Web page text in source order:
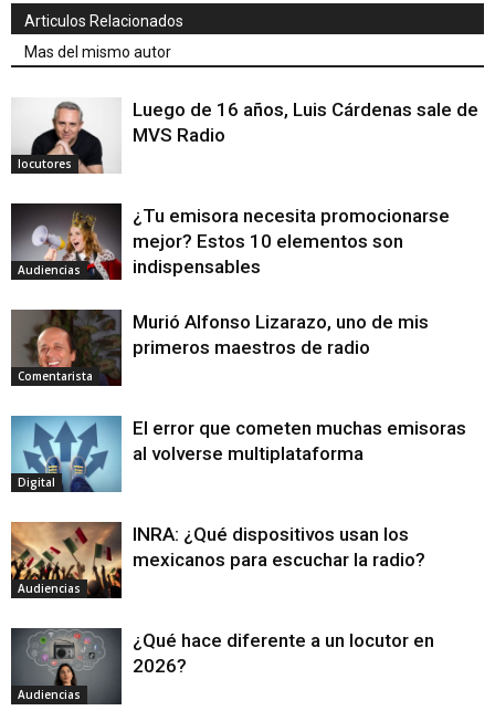
Articulos Relacionados
Mas del mismo autor
locutores
Luego de 16 años, Luis Cárdenas sale de
MVS Radio
Audiencias
¿Tu emisora necesita promocionarse
mejor? Estos 10 elementos son
indispensables
Comentarista
Murió Alfonso Lizarazo, uno de mis
primeros maestros de radio
Digital
El error que cometen muchas emisoras
al volverse multiplataforma
Audiencias
INRA: ¿Qué dispositivos usan los
mexicanos para escuchar la radio?
Audiencias
¿Qué hace diferente a un locutor en
2026?